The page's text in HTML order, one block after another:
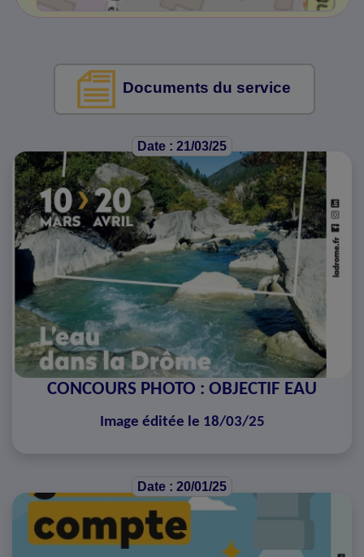
Documents du service
Date : 21/03/25
CONCOURS PHOTO : OBJECTIF EAU
Image éditée le 18/03/25
Date : 20/01/25